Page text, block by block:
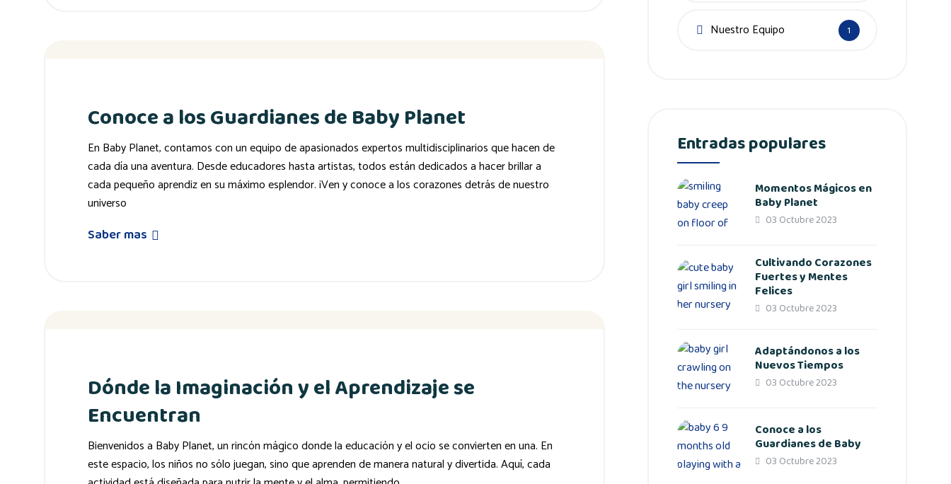
Conoce a los Guardianes de Baby Planet
En Baby Planet, contamos con un equipo de apasionados expertos multidisciplinarios que hacen de
cada día una aventura. Desde educadores hasta artistas, todos están dedicados a hacer brillar a
cada pequeño aprendiz en su máximo esplendor. ¡Ven y conoce a los corazones detrás de nuestro
universo
Saber mas
Dónde la Imaginación y el Aprendizaje se
Encuentran
Bienvenidos a Baby Planet, un rincón mágico donde la educación y el ocio se convierten en una. En
este espacio, los niños no sólo juegan, sino que aprenden de manera natural y divertida. Aquí, cada
Nuestro Equipo 1
Entradas populares
Momentos Mágicos en
Baby Planet
03 Octubre 2023
Cultivando Corazones
Fuertes y Mentes
Felices
03 Octubre 2023
Adaptándonos a los
Nuevos Tiempos
03 Octubre 2023
Conoce a los
Guardianes de Baby
03 Octubre 2023